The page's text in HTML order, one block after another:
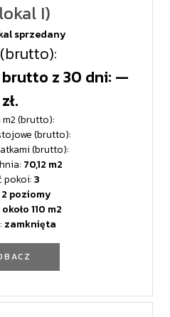
I)
sprzedany
brutto z 30 dni: —
zł.
m2 (brutto):
(brutto):
(brutto):
70,12
pokoi:3
2 poziomy
około 110
zamknięta